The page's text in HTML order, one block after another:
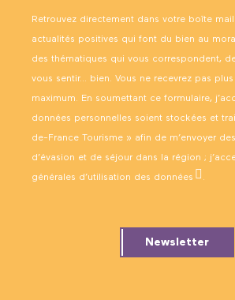
Retrouvez directement dans votre boîte
actualités positives qui font du bien au
des thématiques qui vous correspondent,
vous sentir… bien. Vous ne recevrez pas
maximum. En soumettant ce formulaire,
données personnelles soient stockées et
de-France Tourisme » afin de m’envoyer
d’évasion et de séjour dans la région ;
générales d’utilisation des données .
Newsletter